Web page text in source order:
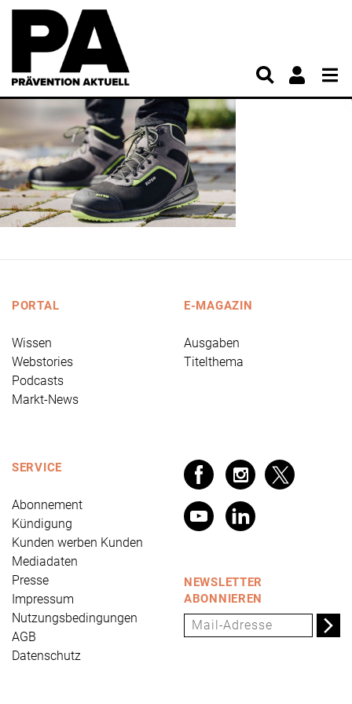
PORTAL
Wissen
Webstories
Podcasts
Markt-News
E-MAGAZIN
Ausgaben
Titelthema
SERVICE
Abonnement
Kündigung
Kunden werben Kunden
Mediadaten
Presse
Impressum
Nutzungsbedingungen
AGB
Datenschutz
NEWSLETTER
ABONNIEREN